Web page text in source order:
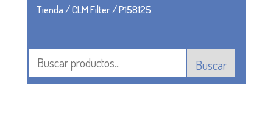
Tienda/CLM Filter/ P158125
Buscar